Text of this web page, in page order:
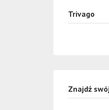
Trivago
Znajdź